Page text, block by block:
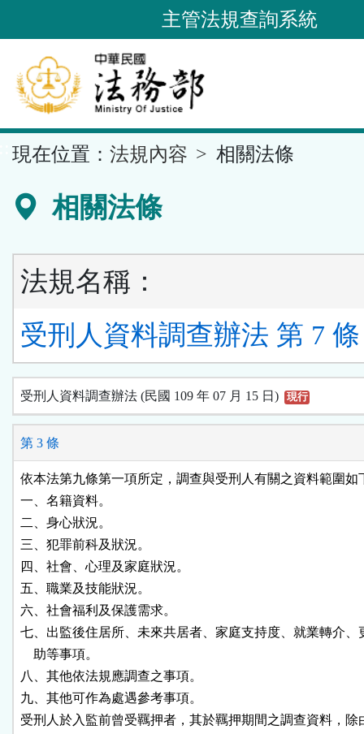
到
要
內
容
區
主管法規查詢系統
現在位置： 法規內容 相關法條
相關法條
法規名稱：
受刑人資料調查辦法 第 7 條
受刑人資料調查辦法 (民國 109 年 07 月 15 日) 現行
第 3 條
依本法第九條第一項所定，調查與受刑人有關之資料範圍如
一、名籍資料。
二、身心狀況。
三、犯罪前科及狀況。
四、社會、心理及家庭狀況。
五、職業及技能狀況。
六、社會福利及保護需求。
七、出監後住居所、未來共居者、家庭支持度、就業轉介、
    助等事項。
八、其他依法規應調查之事項。
九、其他可作為處遇參考事項。
受刑人於入監前曾受羈押者，其於羈押期間之調查資料，除